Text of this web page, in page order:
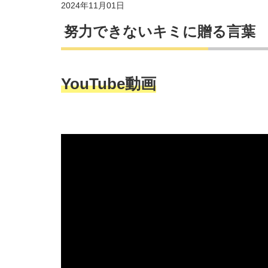
2024年11月01日
努力できないキミに贈る言葉
YouTube動画